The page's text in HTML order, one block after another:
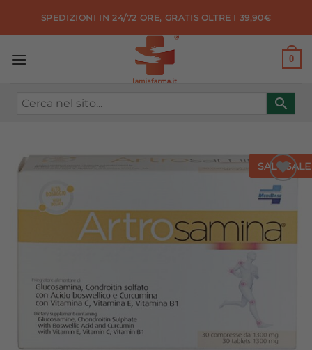
SPEDIZIONI IN 24/72 ORE, GRATIS OLTRE I 39,90€
0
SALE SALE
Aggiungi
alla lista
dei
desideri